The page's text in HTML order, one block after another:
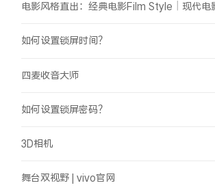
如何设置锁屏时间？
四麦收音大师
如何设置锁屏密码？
3D相机
舞台双视野 | vivo官网